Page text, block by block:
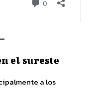
el sureste
a los